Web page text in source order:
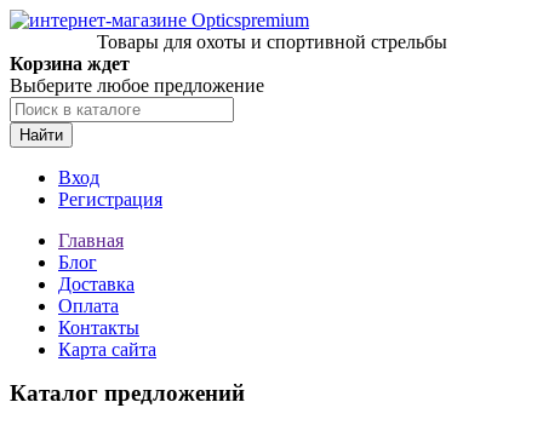
Товары для охоты и спортивной стрельбы
Корзина ждет
Выберите любое предложение
Найти
Вход
Регистрация
Главная
Блог
Доставка
Оплата
Контакты
Карта сайта
Каталог предложений